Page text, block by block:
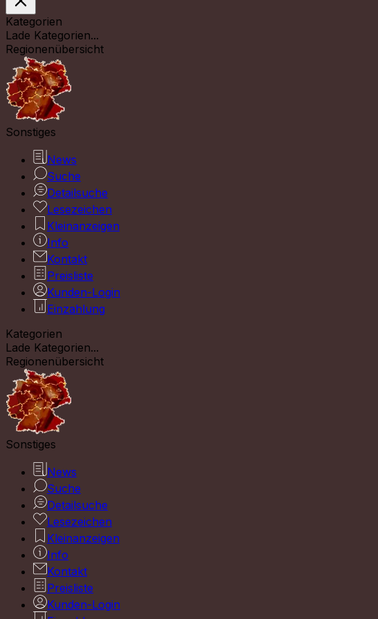
Kategorien
Lade Kategorien...
Regionenübersicht
Sonstiges
News
Suche
Detailsuche
Lesezeichen
Kleinanzeigen
Info
Kontakt
Preisliste
Kunden-Login
Einzahlung
Kategorien
Lade Kategorien...
Regionenübersicht
Sonstiges
News
Suche
Detailsuche
Lesezeichen
Kleinanzeigen
Info
Kontakt
Preisliste
Kunden-Login